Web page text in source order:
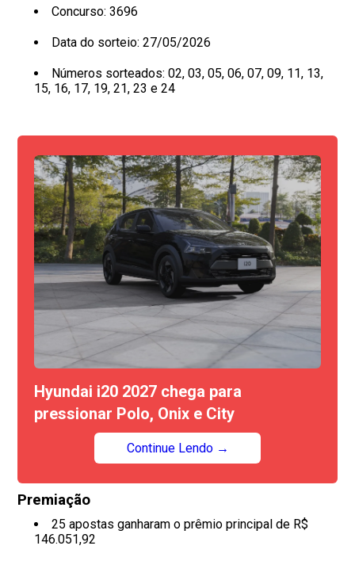
Concurso: 3696
Data do sorteio: 27/05/2026
Números sorteados: 02, 03, 05, 06, 07, 09, 11, 13,
15, 16, 17, 19, 21, 23 e 24
Hyundai i20 2027 chega para
pressionar Polo, Onix e City
Continue Lendo →
Premiação
25 apostas ganharam o prêmio principal de R$
146.051,92